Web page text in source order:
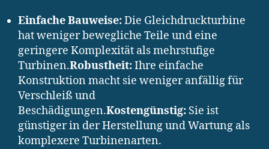
Einfache Bauweise:Die Gleichdruckturbine
hat weniger bewegliche Teile und eine
geringere Komplexität als mehrstufige
Turbinen.Robustheit:Ihre einfache
Konstruktion macht sie weniger anfällig für
Verschleiß und
Beschädigungen.Kostengünstig: Sie ist
günstiger in der Herstellung und Wartung als
komplexere Turbinenarten.